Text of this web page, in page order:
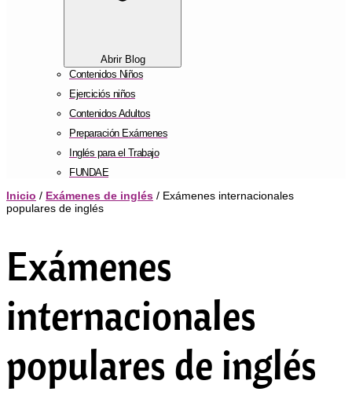
Abrir Blog
Contenidos Niños
Ejerciciós niños
Contenidos Adultos
Preparación Exámenes
Inglés para el Trabajo
FUNDAE
Inicio / Exámenes de inglés / Exámenes internacionales
populares de inglés
Exámenes
internacionales
populares de inglés